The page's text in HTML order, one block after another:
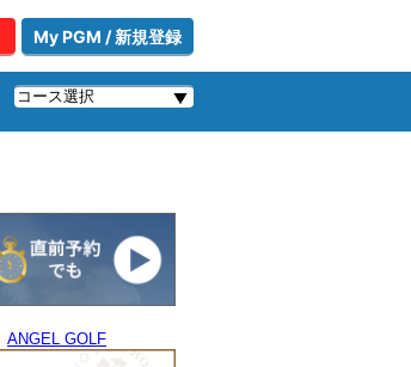
My PGM / 新規登録
ANGEL GOLF